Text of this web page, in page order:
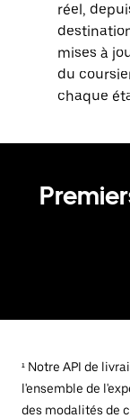
réel,
mises à
du
chaque
¹ Notre API de
l'ensemble de
des modalités de